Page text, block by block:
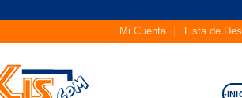
Mi Cuenta Lista de
-